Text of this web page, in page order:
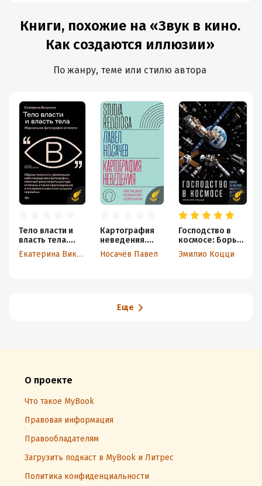
Книги, похожие на «Звук в кино.
Как создаются иллюзии»
По жанру, теме или стилю автора
Тело власти и
власть тела.
Журнальная
фотография
Екатерина Викулина
Картография
неведения.
Мистицизм,
психиатрия,
Носачёв Павел
Господство в
космосе: Борьба
за мировое
лидерство за
Эмилио Коцци
Еще
О проекте
Что такое MyBook
Правовая информация
Правообладателям
Загрузить подкаст в MyBook и Литрес
Политика конфиденциальности